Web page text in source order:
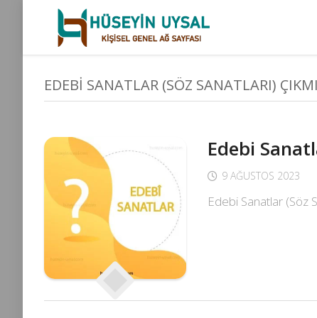
EDEBI SANATLAR (SÖZ SANATLARI)
Edebi
9 AĞUSTOS 2023
Edebi Sanatlar (Söz